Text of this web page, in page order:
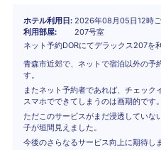
ホテル利用日 2026年08月05日12時
利用部屋
207号室
ネット予約DORにてデラックス207を
青森市近郊で、ネットで宿泊以外の予
す。
またネット予約者であれば、チェッ
スマホでできてしまうのは画期的です。
ただこのサービスがまだ浸透していな
子が垣間見えました。
今後のさらなるサービス向上に期待し